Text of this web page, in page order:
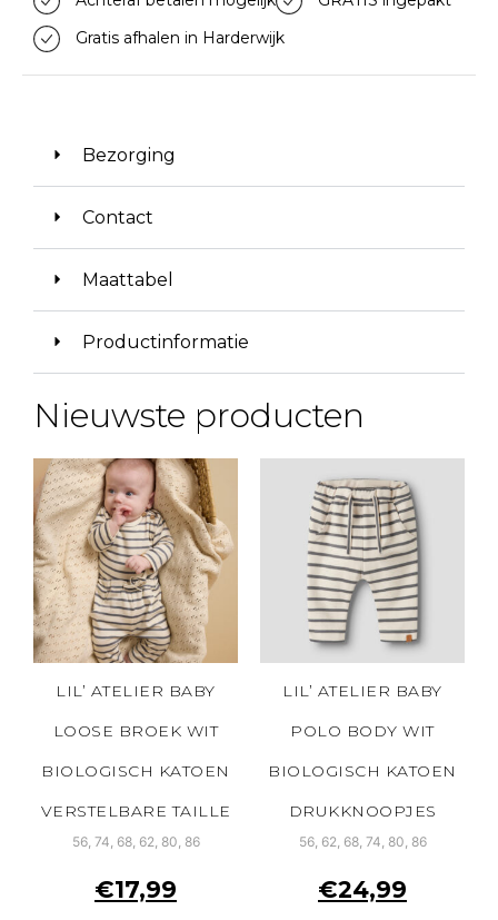
Gratis afhalen in Harderwijk
Bezorging
Contact
Maattabel
Productinformatie
Nieuwste producten
LIL’ ATELIER BABY
LOOSE BROEK WIT
BIOLOGISCH KATOEN
VERSTELBARE TAILLE
56, 74, 68, 62, 80, 86
€17,99
LIL’ ATELIER BABY
POLO BODY WIT
BIOLOGISCH KATOEN
DRUKKNOOPJES
56, 62, 68, 74, 80, 86
€24,99